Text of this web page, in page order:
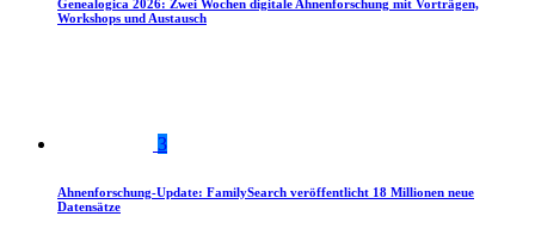
Genealogica 2026: Zwei Wochen digitale Ahnenforschung mit Vorträgen,
Workshops und Austausch
3
Ahnenforschung-Update: FamilySearch veröffentlicht 18 Millionen neue
Datensätze